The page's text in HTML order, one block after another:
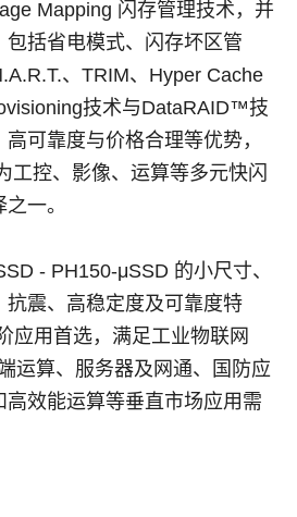
Mapping 闪存管理技术，并
包括省电模式、闪存坏区管
、TRIM、Hyper Cache
技术与DataRAID™技
可靠度与价格合理等优势，
工控、影像、运算等多元快闪
一。
- PH150-μSSD 的小尺寸、
抗震、高稳定度及可靠度特
应用首选，满足工业物联网
运算、服务器及网通、国防应
高效能运算等垂直市场应用需